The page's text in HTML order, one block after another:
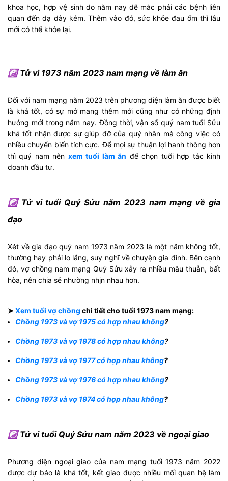
khoa học, hợp vệ sinh do năm nay dễ mắc phải các bệnh liên
quan đến dạ dày kém. Thêm vào đó, sức khỏe đau ốm thì lâu
mới có thể khỏe lại.
☯ Tử vi 1973 năm 2023 nam mạng về làm ăn
Đối với nam mạng năm 2023 trên phương diện làm ăn được biết
là khá tốt, có sự mở mang thêm mới cũng như có những định
hướng mới trong năm nay. Đồng thời, vận số quý nam tuổi Sửu
khá tốt nhận được sự giúp đỡ của quý nhân mà công việc có
nhiều chuyển biến tích cực. Để mọi sự thuận lợi hanh thông hơn
thì quý nam nên xem tuổi làm ăn để chọn tuổi hợp tác kinh
doanh đầu tư.
☯ Tử vi tuổi Quý Sửu năm 2023 nam mạng về gia
đạo
Xét về gia đạo quý nam 1973 năm 2023 là một năm không tốt,
thường hay phải lo lắng, suy nghĩ về chuyện gia đình. Bên cạnh
đó, vợ chồng nam mạng Quý Sửu xảy ra nhiều mâu thuẫn, bất
hòa, nên chia sẻ nhường nhịn nhau hơn.
➤Xem tuổi vợ chồng chi tiết cho tuổi 1973 nam mạng:
Chồng 1973 và vợ 1975 có hợp nhau không?
Chồng 1973 và vợ 1978 có hợp nhau không?
Chồng 1973 và vợ 1977 có hợp nhau không?
Chồng 1973 và vợ 1976 có hợp nhau không?
Chồng 1973 và vợ 1974 có hợp nhau không?
☯ Tử vi tuổi Quý Sửu nam năm 2023 về ngoại giao
Phương diện ngoại giao của nam mạng tuổi 1973 năm 2022
được dự báo là khá tốt, kết giao được nhiều mối quan hệ làm